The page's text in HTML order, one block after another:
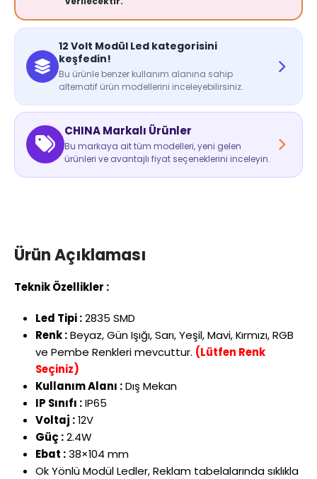
12 Volt Modül Led kategorisini
keşfedin!
Bu ürünle benzer kullanım alanına sahip
alternatif ürün modellerini inceleyebilirsiniz.
CHINA Markalı Ürünler
Bu markaya ait tüm modelleri, yeni gelen
ürünleri ve avantajlı fiyat seçeneklerini inceleyin.
Ürün Açıklaması
Teknik Özellikler :
Led Tipi :2835 SMD
Renk :Beyaz, Gün Işığı, Sarı, Yeşil, Mavi, Kırmızı, RGB
ve Pembe Renkleri mevcuttur. (Lütfen Renk
Seçiniz)
Kullanım Alanı :Dış Mekan
IP Sınıfı :IP65
Voltaj :12V
Güç :2.4W
Ebat :38×104 mm
Ok Yönlü Modül Ledler, Reklam tabelalarında sıklıkla